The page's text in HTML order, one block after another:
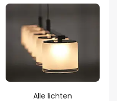
Alle lichten